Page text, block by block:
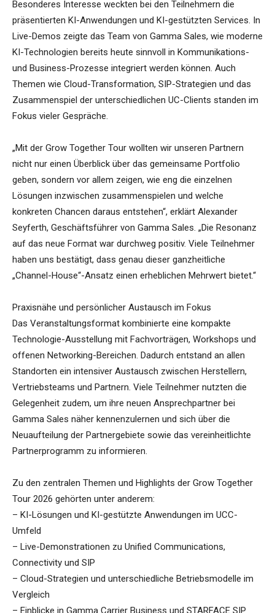
Besonderes Interesse weckten bei den Teilnehmern die
präsentierten KI-Anwendungen und KI-gestützten Services. In
Live-Demos zeigte das Team von Gamma Sales, wie moderne
KI-Technologien bereits heute sinnvoll in Kommunikations-
und Business-Prozesse integriert werden können. Auch
Themen wie Cloud-Transformation, SIP-Strategien und das
Zusammenspiel der unterschiedlichen UC-Clients standen im
Fokus vieler Gespräche.
„Mit der Grow Together Tour wollten wir unseren Partnern
nicht nur einen Überblick über das gemeinsame Portfolio
geben, sondern vor allem zeigen, wie eng die einzelnen
Lösungen inzwischen zusammenspielen und welche
konkreten Chancen daraus entstehen“, erklärt Alexander
Seyferth, Geschäftsführer von Gamma Sales. „Die Resonanz
auf das neue Format war durchweg positiv. Viele Teilnehmer
haben uns bestätigt, dass genau dieser ganzheitliche
„Channel-House“-Ansatz einen erheblichen Mehrwert bietet.“
Praxisnähe und persönlicher Austausch im Fokus
Das Veranstaltungsformat kombinierte eine kompakte
Technologie-Ausstellung mit Fachvorträgen, Workshops und
offenen Networking-Bereichen. Dadurch entstand an allen
Standorten ein intensiver Austausch zwischen Herstellern,
Vertriebsteams und Partnern. Viele Teilnehmer nutzten die
Gelegenheit zudem, um ihre neuen Ansprechpartner bei
Gamma Sales näher kennenzulernen und sich über die
Neuaufteilung der Partnergebiete sowie das vereinheitlichte
Partnerprogramm zu informieren.
Zu den zentralen Themen und Highlights der Grow Together
Tour 2026 gehörten unter anderem:
– KI-Lösungen und KI-gestützte Anwendungen im UCC-
Umfeld
– Live-Demonstrationen zu Unified Communications,
Connectivity und SIP
– Cloud-Strategien und unterschiedliche Betriebsmodelle im
Vergleich
– Einblicke in Gamma Carrier Business und STARFACE SIP